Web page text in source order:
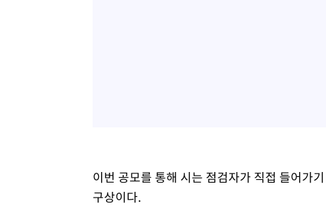
이번 공모를 통해 시는 점검자가 직접 들어가
구상이다.